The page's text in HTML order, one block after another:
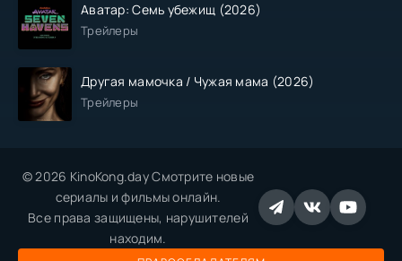
Аватар: Семь убежищ (2026)
Трейлеры
Другая мамочка / Чужая мама (2026)
Трейлеры
© 2026 KinoKong.day Смотрите новые
сериалы и фильмы онлайн.
Все права защищены, нарушителей
находим.